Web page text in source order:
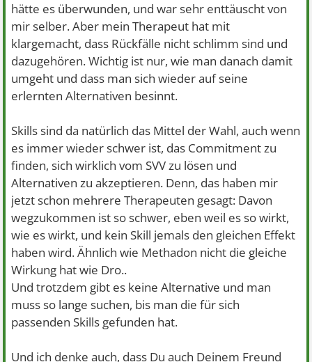
hätte es überwunden, und war sehr enttäuscht von
mir selber. Aber mein Therapeut hat mit
klargemacht, dass Rückfälle nicht schlimm sind und
dazugehören. Wichtig ist nur, wie man danach damit
umgeht und dass man sich wieder auf seine
erlernten Alternativen besinnt.
Skills sind da natürlich das Mittel der Wahl, auch wenn
es immer wieder schwer ist, das Commitment zu
finden, sich wirklich vom SVV zu lösen und
Alternativen zu akzeptieren. Denn, das haben mir
jetzt schon mehrere Therapeuten gesagt: Davon
wegzukommen ist so schwer, eben weil es so wirkt,
wie es wirkt, und kein Skill jemals den gleichen Effekt
haben wird. Ähnlich wie Methadon nicht die gleiche
Wirkung hat wie Dro..
Und trotzdem gibt es keine Alternative und man
muss so lange suchen, bis man die für sich
passenden Skills gefunden hat.
Und ich denke auch, dass Du auch Deinem Freund